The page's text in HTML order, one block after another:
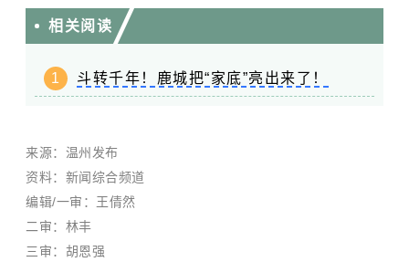
相关阅读
1 斗转千年！鹿城把“家底”亮出来了！
来源：温州发布
资料：新闻综合频道
编辑/一审：王倩然
二审：林丰
三审：胡恩强